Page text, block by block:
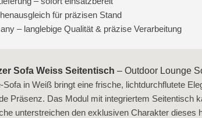
für präzisen Stand
– langlebige Qualität & präzise Verarbeitung
Sofa Weiss Seitentisch – Outdoor Lounge
in Weiß bringt eine frische, lichtdurchflutete
Präsenz. Das Modul mit integriertem
unterstreichen den exklusiven Charakter dieses